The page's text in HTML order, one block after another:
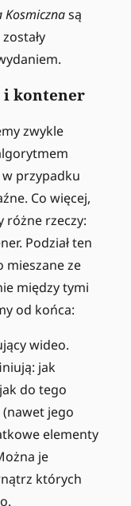
Kosmicznasą
i kontener
zwykle
przypadku
Co więcej,
różne rzeczy:
Podział ten
mieszane ze
między tymi
od końca:
wideo.
jak
do tego
jego
elementy
je
których